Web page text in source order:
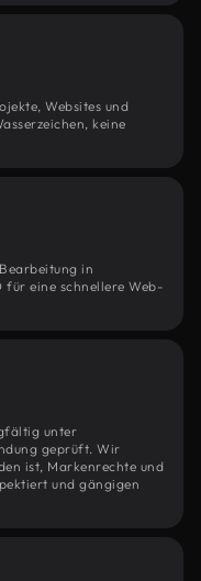
Websites und
keine
in
eine schnellere Web-
unter
geprüft. Wir
ist, Markenrechte und
und gängigen